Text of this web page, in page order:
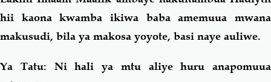
hii kaona kwamba ikiwa baba amemuua mwana
makusudi, bila ya makosa yoyote, basi naye auliwe.
Ya Tatu: Ni hali ya mtu aliye huru anapomuua